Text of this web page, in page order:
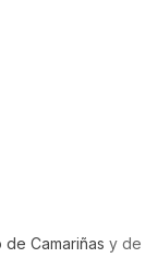
de Camariñas y de